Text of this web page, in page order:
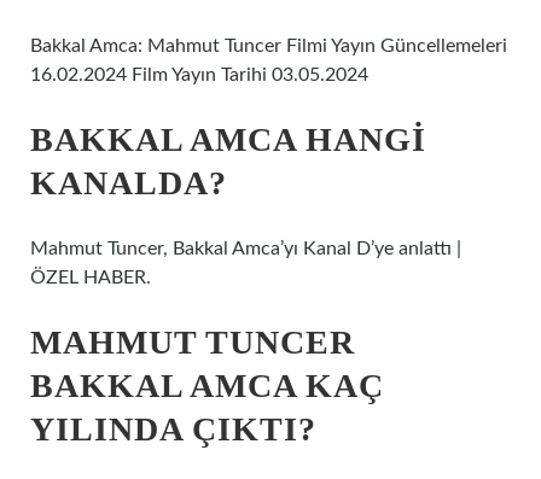
Bakkal Amca: Mahmut Tuncer Filmi Yayın Güncellemeleri
16.02.2024 Film Yayın Tarihi 03.05.2024
BAKKAL AMCA HANGI
KANALDA?
Mahmut Tuncer, Bakkal Amca’yı Kanal D’ye anlattı |
ÖZEL HABER.
MAHMUT TUNCER
BAKKAL AMCA KAÇ
YILINDA ÇIKTI?